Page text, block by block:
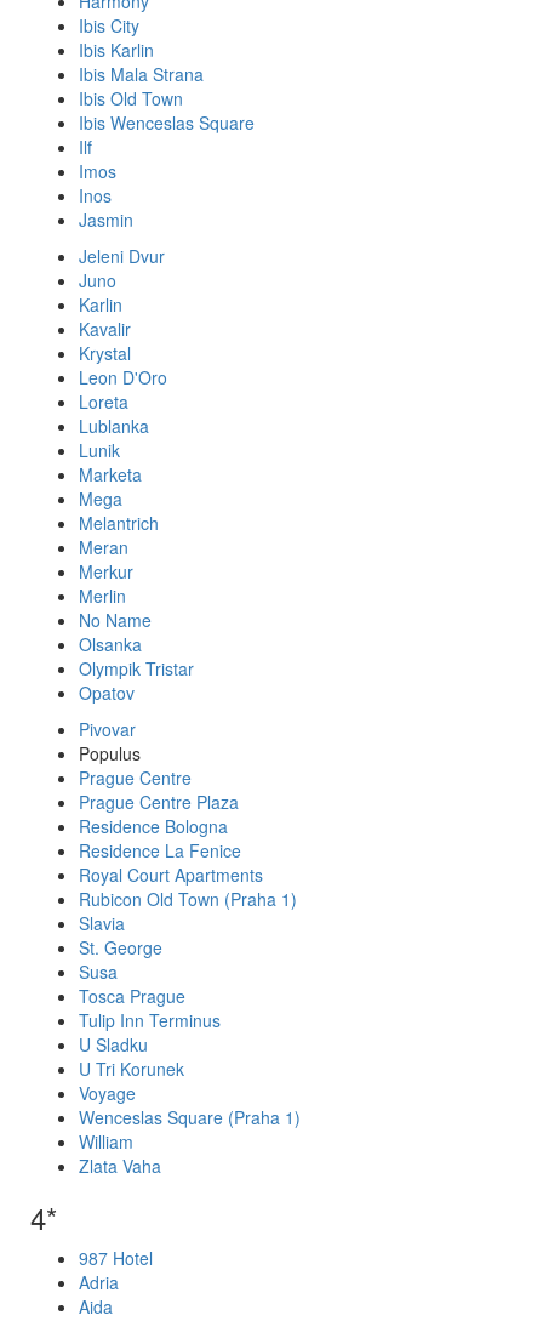
Ibis City
Ibis Karlin
Ibis Mala Strana
Ibis Old Town
Ibis Wenceslas Square
Ilf
Imos
Inos
Jasmin
Jeleni Dvur
Juno
Karlin
Kavalir
Krystal
Leon D'Oro
Loreta
Lublanka
Lunik
Marketa
Mega
Melantrich
Meran
Merkur
Merlin
No Name
Olsanka
Olympik Tristar
Opatov
Pivovar
Populus
Prague Centre
Prague Centre Plaza
Residence Bologna
Residence La Fenice
Royal Court Apartments
Rubicon Old Town (Praha 1)
Slavia
St. George
Susa
Tosca Prague
Tulip Inn Terminus
U Sladku
U Tri Korunek
Voyage
Wenceslas Square (Praha 1)
William
Zlata Vaha
4*
987 Hotel
Adria
Aida